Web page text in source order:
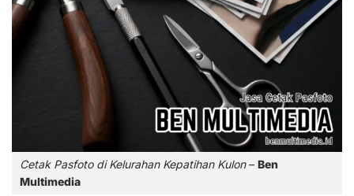
Cetak Pasfoto di Kelurahan Kepatihan Kulon– Ben
Multimedia